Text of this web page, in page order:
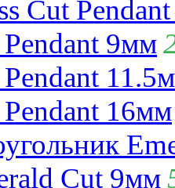
Cut
9мм
16мм
Cut 9мм